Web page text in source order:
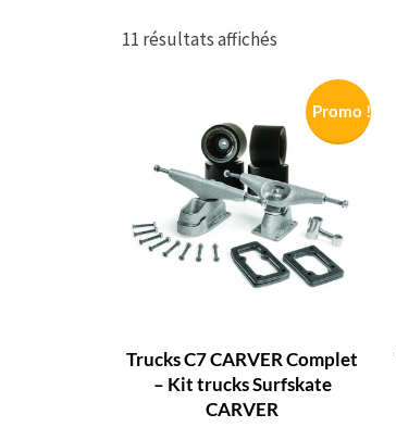
11 résultats affichés
Promo !
Trucks C7 CARVER Complet
– Kit trucks Surfskate
CARVER